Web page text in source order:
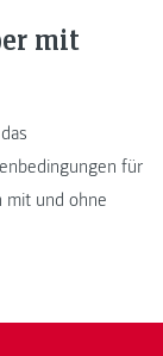
mit
für
mit und ohne